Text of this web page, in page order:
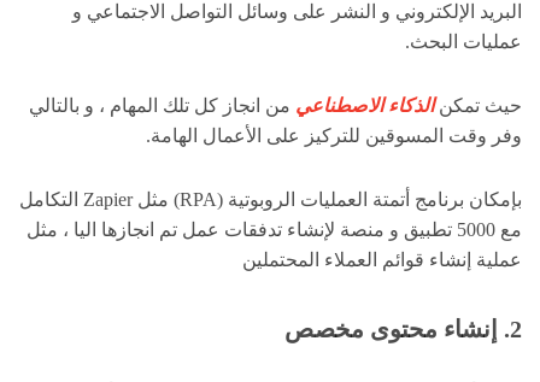
البريد الإلكتروني و النشر على وسائل التواصل الاجتماعي و
عمليات البحث.
حيث تمكنالذكاء الاصطناعي من انجاز كل تلك المهام ، و بالتالي
وفر وقت المسوقين للتركيز على الأعمال الهامة.
بإمكان برنامج أتمتة العمليات الروبوتية (RPA) مثل Zapier التكامل
مع 5000 تطبيق و منصة لإنشاء تدفقات عمل تم انجازها اليا ، مثل
عملية إنشاء قوائم العملاء المحتملين
2. إنشاء محتوى مخصص